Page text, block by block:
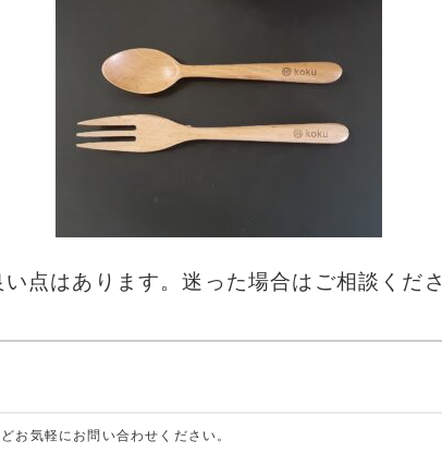
点はあります。迷った場合はご相談くださ
お気軽にお問い合わせください。